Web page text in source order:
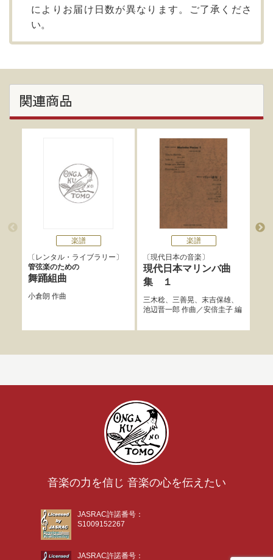
によりお届け日数が異なります。ご了承くださ
い。
関連商品
楽譜
レンタル・ライブラリー
管弦楽のための
舞踊組曲
小倉朗 作曲
楽譜
現代日本の音楽
現代日本マリンバ曲
集 １
三木稔、 三善晃、 末吉保雄、
池辺晋一郎作曲／安倍圭子編
音楽の力を信じ 音楽の心を伝えたい
JASRAC許諾番号：
S1009152267
JASRAC許諾番号：